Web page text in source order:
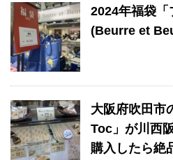
2024年福袋「
(Beurre et
大阪府吹田市
Toc」が川西
購入したら絶